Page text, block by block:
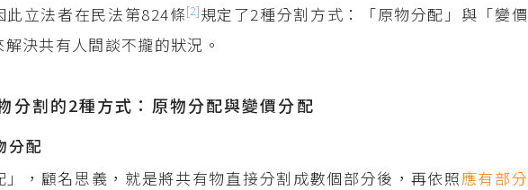
此立法者在民法第824條[2]規定了2種分割方式：「原物分配」與「變價
決共有人間談不攏的狀況。
分割的2種方式：原物分配與變價分配
分配
」，顧名思義，就是將共有物直接分割成數個部分後，再依照應有部分